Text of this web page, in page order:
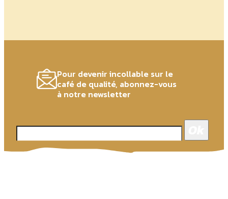
Pour devenir incollable sur le
café de qualité, abonnez-vous
à notre newsletter